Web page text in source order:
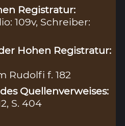
Registratur:
109v, Schreiber:
Hohen Registratur:
Rudolfi f. 182
Quellenverweises:
S. 404